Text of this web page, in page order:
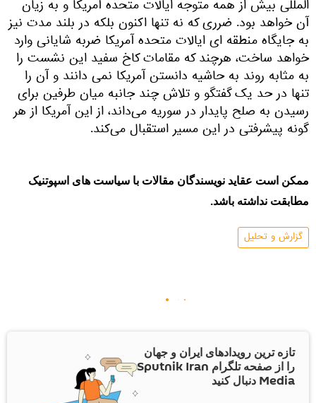
المللی بیش از همه متوجه ایالات متحده آمریکا و به زیان
آن خواهد بود. ضرری که نه تنها اکنون بلکه در بلند مدت نیز
به جایگاه منطقه ای ایالات متحده آمریکا ضربه شایانی وارد
خواهد ساخت، هرچند که مقامات کاخ سفید این نشست را
به مثابه روند به حاشیه دانستن آمریکا نمی دانند و آن را
تنها در حد یک گفتگو و تلاش چند جانبه میان طرفین برای
رسیدن به صلح پایدار در سوریه می‌داند، از این آمریکا از هر
گونه پیشرفتی در این مسیر استقبال می‌کند.
ممکن است عقاید نویسندگان مقالات با سیاست های اسپوتنیک
مطابقت نداشته باشد.
گزارش و تحلیل
تازه ترین رویدادهای ایران و جهان
را از صفحه تلگرام Sputnik Iran
Media دنبال کنید